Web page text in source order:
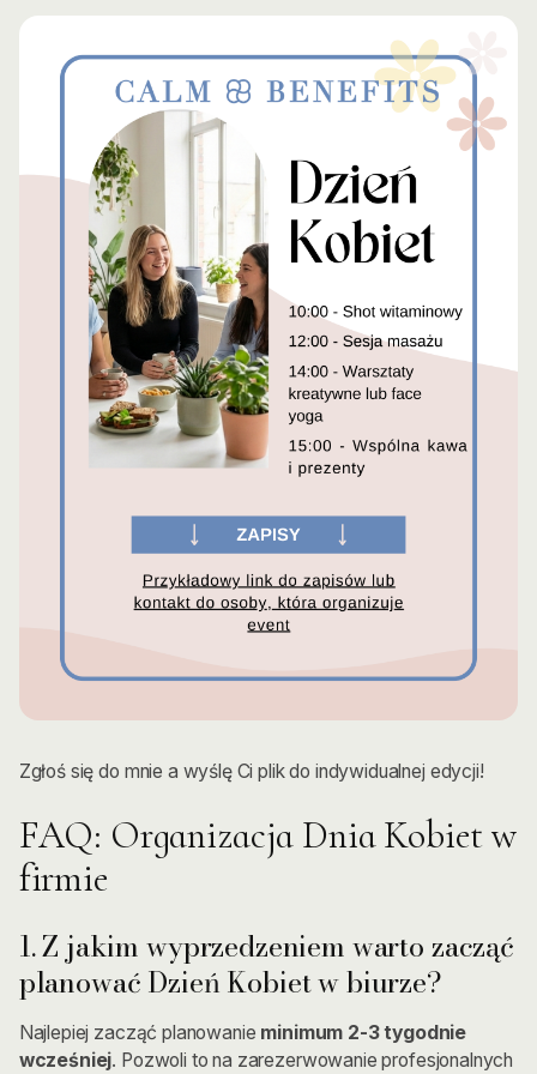
Zgłoś się do mnie a wyślę Ci plik do indywidualnej edycji!
FAQ: Organizacja Dnia Kobiet w
firmie
1. Z jakim wyprzedzeniem warto zacząć
planować Dzień Kobiet w biurze?
Najlepiej zacząć planowanie minimum 2-3 tygodnie
wcześniej. Pozwoli to na zarezerwowanie profesjonalnych